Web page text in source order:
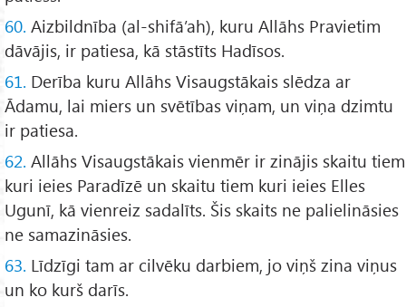
60. Aizbildnība (al-shifā’ah), kuru Allāhs Pravietim
dāvājis, ir patiesa, kā stāstīts Hadīsos.
61. Derība kuru Allāhs Visaugstākais slēdza ar
Ādamu, lai miers un svētības viņam, un viņa dzimtu
ir patiesa.
62. Allāhs Visaugstākais vienmēr ir zinājis skaitu tiem
kuri ieies Paradīzē un skaitu tiem kuri ieies Elles
Ugunī, kā vienreiz sadalīts. Šis skaits ne palielināsies
ne samazināsies.
63. Līdzīgi tam ar cilvēku darbiem, jo viņš zina viņus
un ko kurš darīs.